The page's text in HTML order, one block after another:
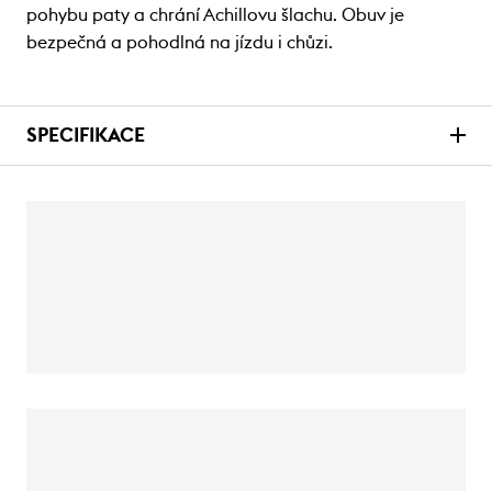
pohybu paty a chrání Achillovu šlachu. Obuv je
bezpečná a pohodlná na jízdu i chůzi.
SPECIFIKACE